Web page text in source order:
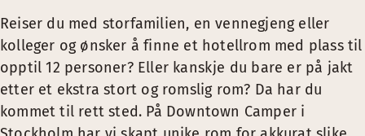
Reiser du med storfamilien, en vennegjeng eller
kolleger og ønsker å finne et hotellrom med plass til
opptil 12 personer? Eller kanskje du bare er på jakt
etter et ekstra stort og romslig rom? Da har du
kommet til rett sted. På Downtown Camper i